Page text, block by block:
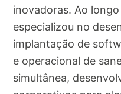
inovadoras. Ao
especializou no
implantação de
e operacional de
simultânea,